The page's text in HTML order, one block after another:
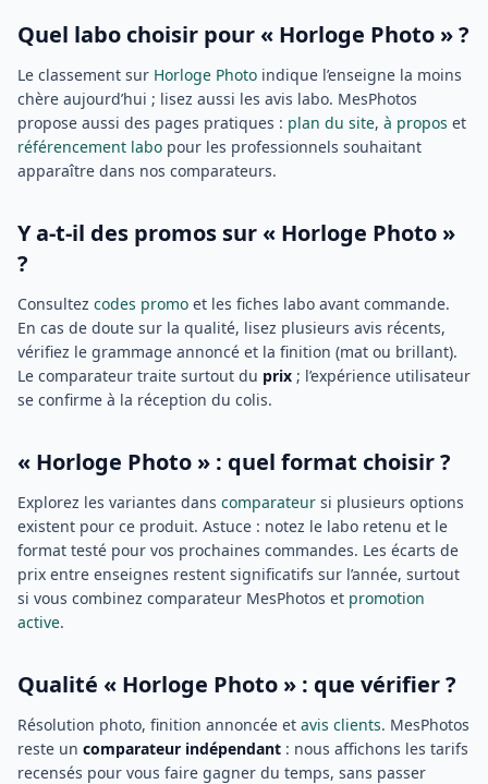
Quel labo choisir pour « Horloge Photo » ?
Le classement sur Horloge Photo indique l’enseigne la moins
chère aujourd’hui ; lisez aussi les avis labo. MesPhotos
propose aussi des pages pratiques : plan du site, à propos et
référencement labo pour les professionnels souhaitant
apparaître dans nos comparateurs.
Y a-t-il des promos sur « Horloge Photo »
?
Consultez codes promo et les fiches labo avant commande.
En cas de doute sur la qualité, lisez plusieurs avis récents,
vérifiez le grammage annoncé et la finition (mat ou brillant).
Le comparateur traite surtout du prix ; l’expérience utilisateur
se confirme à la réception du colis.
« Horloge Photo » : quel format choisir ?
Explorez les variantes dans comparateur si plusieurs options
existent pour ce produit. Astuce : notez le labo retenu et le
format testé pour vos prochaines commandes. Les écarts de
prix entre enseignes restent significatifs sur l’année, surtout
si vous combinez comparateur MesPhotos et promotion
active.
Qualité « Horloge Photo » : que vérifier ?
Résolution photo, finition annoncée et avis clients. MesPhotos
reste un comparateur indépendant : nous affichons les tarifs
recensés pour vous faire gagner du temps, sans passer